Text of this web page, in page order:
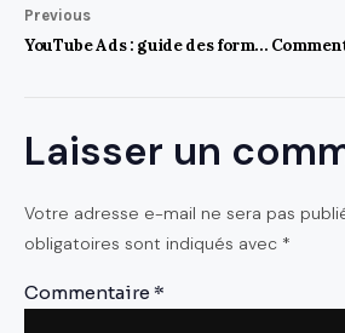
Previous
YouTube Ads : guide des formats d’annonces vidéo
Laisser un
Votre adresse e-mail ne sera pas
obligatoires sont indiqués avec *
Commentaire*